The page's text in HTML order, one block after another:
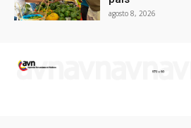
agosto 8, 2026